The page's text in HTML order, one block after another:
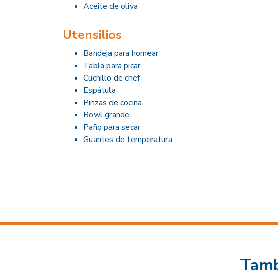
Aceite de oliva
Utensilios
Bandeja para hornear
Tabla para picar
Cuchillo de chef
Espátula
Pinzas de cocina
Bowl grande
Paño para secar
Guantes de temperatura